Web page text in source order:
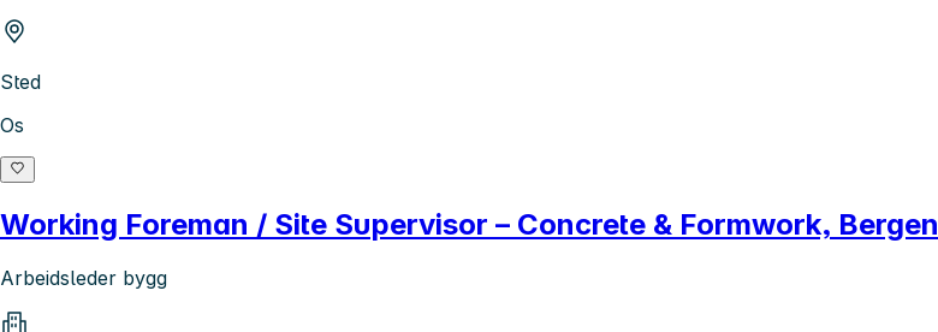
Sted
Os
Working Foreman / Site Supervisor – Concrete & Formwork, Bergen
Arbeidsleder bygg